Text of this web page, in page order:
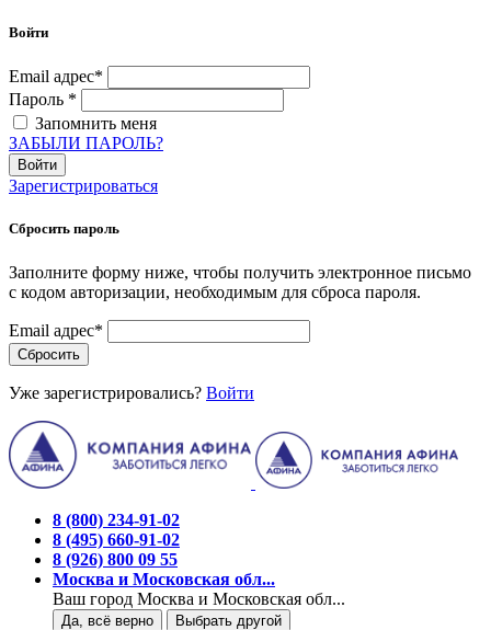
Войти
Email адрес*
Пароль *
Запомнить меня
ЗАБЫЛИ ПАРОЛЬ?
Войти
Зарегистрироваться
Сбросить пароль
Заполните форму ниже, чтобы получить электронное письмо
с кодом авторизации, необходимым для сброса пароля.
Email адрес*
Сбросить
Уже зарегистрировались? Войти
8 (800) 234-91-02
8 (495) 660-91-02
8 (926) 800 09 55
Москва и Московская обл...
Ваш город Москва и Московская обл...
Да, всё верно Выбрать другой